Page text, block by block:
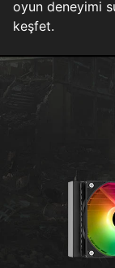
oyun deneyimi
keşfet.